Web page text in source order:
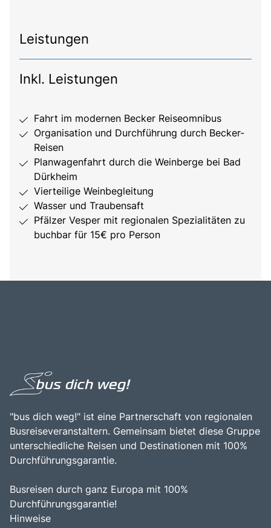
Leistungen
Inkl. Leistungen
Fahrt im modernen Becker Reiseomnibus
Organisation und Durchführung durch Becker-
Reisen
Planwagenfahrt durch die Weinberge bei Bad
Dürkheim
Vierteilige Weinbegleitung
Wasser und Traubensaft
Pfälzer Vesper mit regionalen Spezialitäten zu
buchbar für 15€ pro Person
"bus dich weg!" ist eine Partnerschaft von regionalen
Busreiseveranstaltern. Gemeinsam bietet diese Gruppe
unterschiedliche Reisen und Destinationen mit 100%
Durchführungsgarantie.
Busreisen durch ganz Europa mit 100%
Durchführungsgarantie!
Hinweise